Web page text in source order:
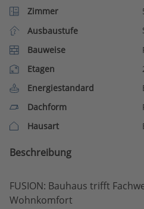
Zimmer
Ausbaustufe
Bauweise
Etagen
Energiestandard
Dachform
Hausart
Beschreibung
FUSION: Bauhaus trifft
Wohnkomfort